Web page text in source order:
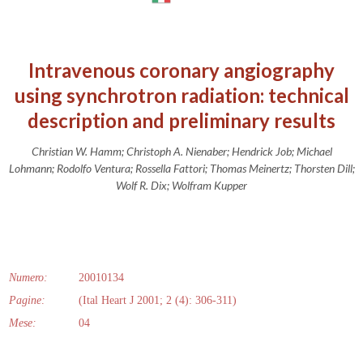
Intravenous coronary angiography
using synchrotron radiation: technical
description and preliminary results
Christian W. Hamm; Christoph A. Nienaber; Hendrick Job; Michael
Lohmann; Rodolfo Ventura; Rossella Fattori; Thomas Meinertz; Thorsten Dill;
Wolf R. Dix; Wolfram Kupper
Numero:
20010134
Pagine:
(Ital Heart J 2001; 2 (4): 306-311)
Mese:
04